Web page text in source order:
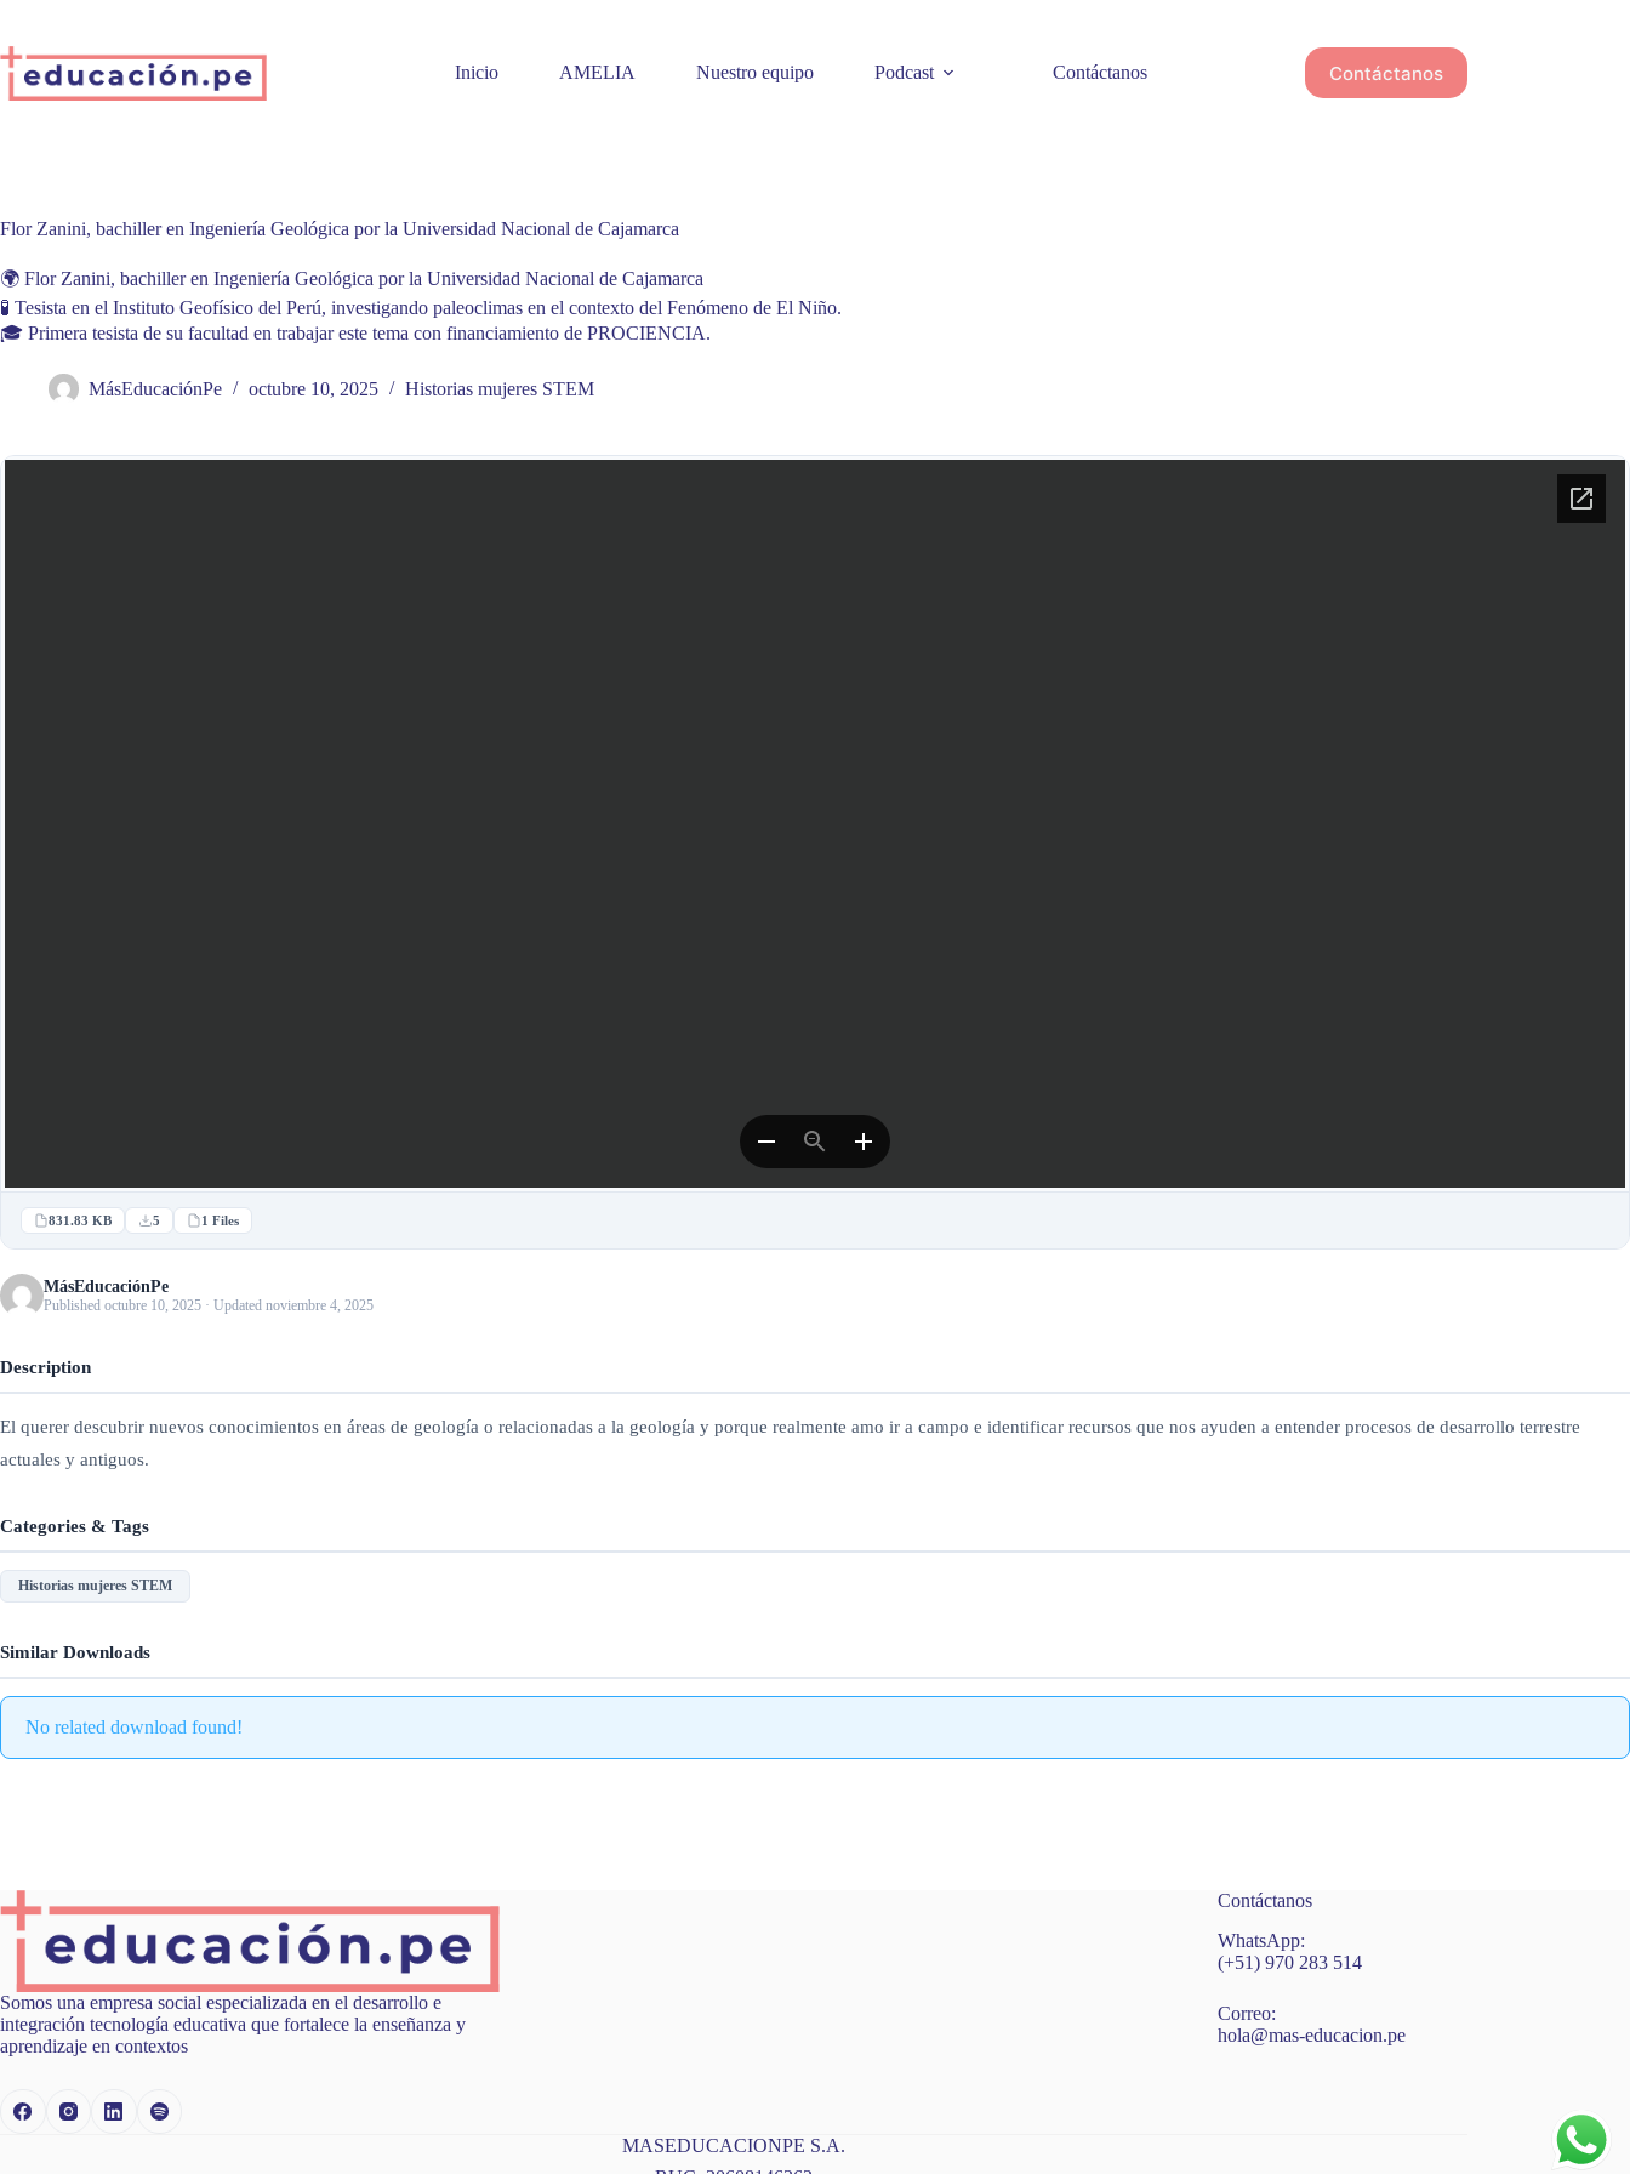
content
Inicio
AMELIA Nuestro equipo Podcast Contáctanos Contáctanos
Flor Zanini, bachiller en Ingeniería Geológica por la Universidad Nacional de Cajamarca
🌍 Flor Zanini, bachiller en Ingeniería Geológica por la Universidad Nacional de Cajamarca
🧪 Tesista en el Instituto Geofísico del Perú, investigando paleoclimas en el contexto del Fenómeno de El Niño.
🎓 Primera tesista de su facultad en trabajar este tema con financiamiento de PROCIENCIA.
MásEducaciónPe octubre 10, 2025 Historias mujeres STEM
831.83 KB 5 1 Files
MásEducaciónPe
Published octubre 10, 2025 · Updated noviembre 4, 2025
Description
El querer descubrir nuevos conocimientos en áreas de geología o relacionadas a la geología y porque realmente amo ir a campo e identificar recursos que nos ayuden a entender procesos de desarrollo terrestre
actuales y antiguos.
Categories & Tags
Historias mujeres STEM
Similar Downloads
No related download found!
Somos una empresa social especializada en el desarrollo e
integración tecnología educativa que fortalece la enseñanza y
aprendizaje en contextos
Contáctanos
WhatsApp:
(+51) 970 283 514
Correo:
hola@mas-educacion.pe
MASEDUCACIONPE S.A.